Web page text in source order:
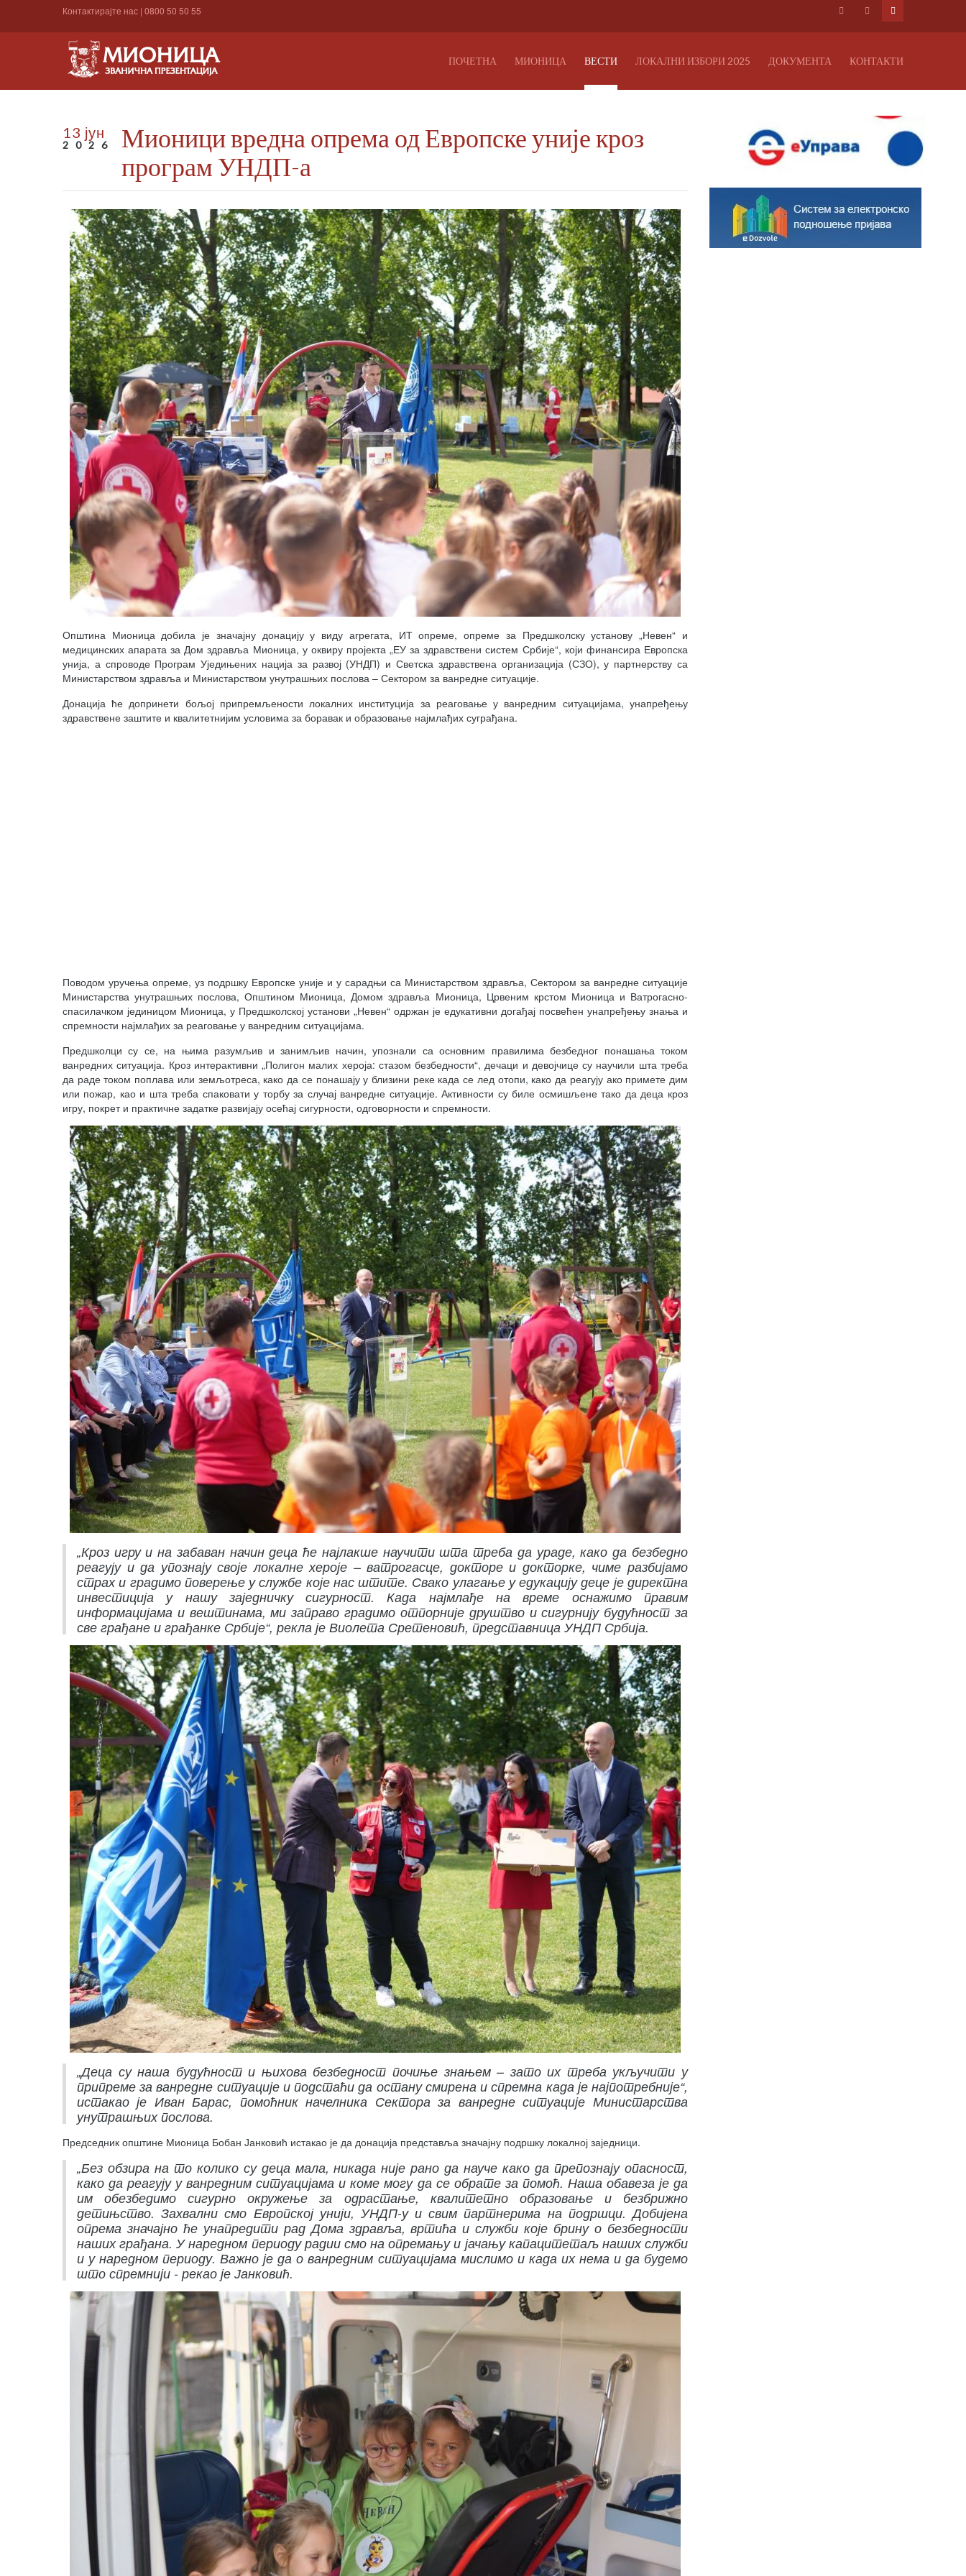
Контактирајте нас | 0800 50 50 55
ПОЧЕТНА МИОНИЦА ВЕСТИ ЛОКАЛНИ ИЗБОРИ 2025 ДОКУМЕНТА КОНТАКТИ
13 јун
2026
Мионици вредна опрема од Европске уније кроз
програм УНДП-а
Општина Мионица добила је значајну донацију у виду агрегата, ИТ опреме, опреме за Предшколску установу „Невен“ и
медицинских апарата за Дом здравља Мионица, у оквиру пројекта „ЕУ за здравствени систем Србије“, који финансира Европска
унија, а спроводе Програм Уједињених нација за развој (УНДП) и Светска здравствена организација (СЗО), у партнерству са
Министарством здравља и Министарством унутрашњих послова – Сектором за ванредне ситуације.
Донација ће допринети бољој припремљености локалних институција за реаговање у ванредним ситуацијама, унапређењу
здравствене заштите и квалитетнијим условима за боравак и образовање најмлађих суграђана.
Поводом уручења опреме, уз подршку Европске уније и у сарадњи са Министарством здравља, Сектором за ванредне ситуације
Министарства унутрашњих послова, Општином Мионица, Домом здравља Мионица, Црвеним крстом Мионица и Ватрогасно-
спасилачком јединицом Мионица, у Предшколској установи „Невен“ одржан је едукативни догађај посвећен унапређењу знања и
спремности најмлађих за реаговање у ванредним ситуацијама.
Предшколци су се, на њима разумљив и занимљив начин, упознали са основним правилима безбедног понашања током
ванредних ситуација. Кроз интерактивни „Полигон малих хероја: стазом безбедности“, дечаци и девојчице су научили шта треба
да раде током поплава или земљотреса, како да се понашају у близини реке када се лед отопи, како да реагују ако примете дим
или пожар, као и шта треба спаковати у торбу за случај ванредне ситуације. Активности су биле осмишљене тако да деца кроз
игру, покрет и практичне задатке развијају осећај сигурности, одговорности и спремности.
„Кроз игру и на забаван начин деца ће најлакше научити шта треба да ураде, како да безбедно
реагују и да упознају своје локалне хероје – ватрогасце, докторе и докторке, чиме разбијамо
страх и градимо поверење у службе које нас штите. Свако улагање у едукацију деце је директна
инвестиција у нашу заједничку сигурност. Када најмлађе на време оснажимо правим
информацијама и вештинама, ми заправо градимо отпорније друштво и сигурнију будућност за
све грађане и грађанке Србије“, рекла је Виолета Сретеновић, представница УНДП Србија.
„Деца су наша будућност и њихова безбедност почиње знањем – зато их треба укључити у
припреме за ванредне ситуације и подстаћи да остану смирена и спремна када је најпотребније“,
истакао је Иван Барас, помоћник начелника Сектора за ванредне ситуације Министарства
унутрашњих послова.
Председник општине Мионица Бобан Јанковић истакао је да донација представља значајну подршку локалној заједници.
„Без обзира на то колико су деца мала, никада није рано да науче како да препознају опасност,
како да реагују у ванредним ситуацијама и коме могу да се обрате за помоћ. Наша обавеза је да
им обезбедимо сигурно окружење за одрастање, квалитетно образовање и безбрижно
детињство. Захвални смо Европској унији, УНДП-у и свим партнерима на подршци. Добијена
опрема значајно ће унапредити рад Дома здравља, вртића и служби које брину о безбедности
наших грађана. У наредном периоду радии смо на опремању и јачању капацитетаљ наших служби
и у наредном периоду. Важно је да о ванредним ситуацијама мислимо и када их нема и да будемо
што спремнији - рекао је Јанковић.